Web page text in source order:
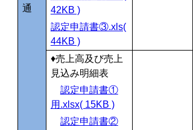
通
42KB )
認定申請書③.xls(
44KB )
♦売上高及び売上
見込み明細表
認定申請書①
用.xlsx( 15KB )
認定申請書②